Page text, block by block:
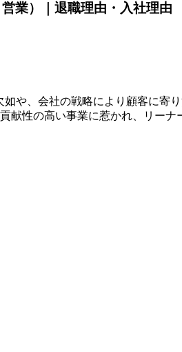
業）｜退職理由・入社理由
や、会社の戦略により顧客に寄
性の高い事業に惹かれ、リー